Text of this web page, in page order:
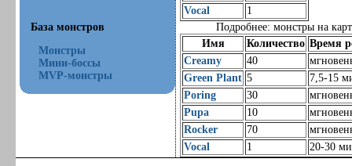
База монстров
Монстры
Мини-боссы
MVP-монстры
Vocal
1
Подробнее: монстры на
Имя
Количество Время
Creamy
40
Green Plant 5
7,5-15
Poring
30
Pupa
10
Rocker
70
Vocal
1 20-30